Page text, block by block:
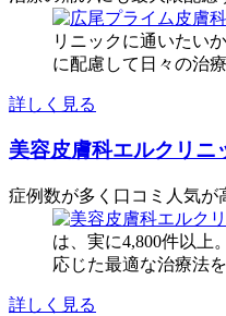
リニックに通いたい
に配慮して日々の治
詳しく見る
美容皮膚科エルクリニ
症例数が多く口コミ人気が
は、実に4,800件以上
応じた最適な治療法
詳しく見る